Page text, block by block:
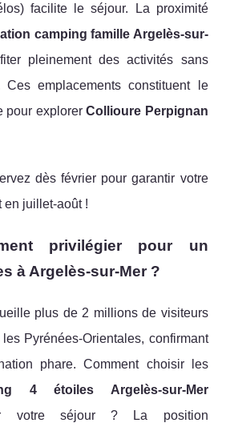
facilite le séjour. La proximité
camping famille Argelès-sur-
pleinement des activités sans
Ces emplacements constituent le
pour explorerCollioure Perpignan
dès février pour garantir votre
en juillet-août !
privilégier pour un
à Argelès-sur-Mer ?
plus de 2 millions de visiteurs
Pyrénées-Orientales, confirmant
phare. Comment choisir les
4 étoiles Argelès-sur-Mer
votre séjour ? La position